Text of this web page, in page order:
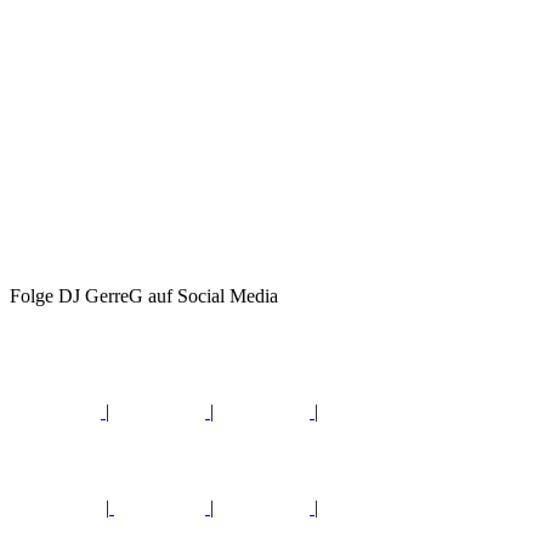
Folge DJ GerreG auf Social Media
| | |
| |
|